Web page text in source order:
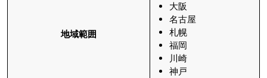
地域範囲
大阪
名古屋
札幌
福岡
川崎
神戸